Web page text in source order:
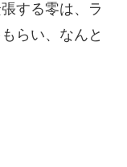
する零は、ラ
らい、なんと